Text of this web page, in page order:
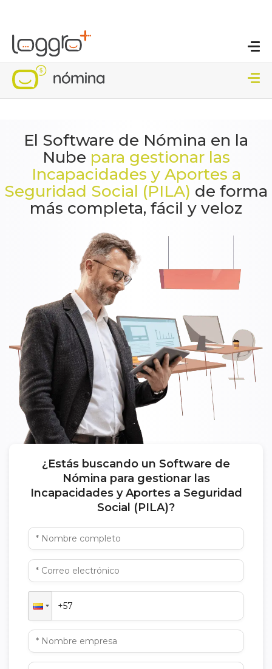
El Software de Nómina en la
Nube para gestionar las
Incapacidades y Aportes a
Seguridad Social (PILA) de forma
más completa, fácil y veloz
¿Estás buscando un Software de
Nómina para gestionar las
Incapacidades y Aportes a Seguridad
Social (PILA)?